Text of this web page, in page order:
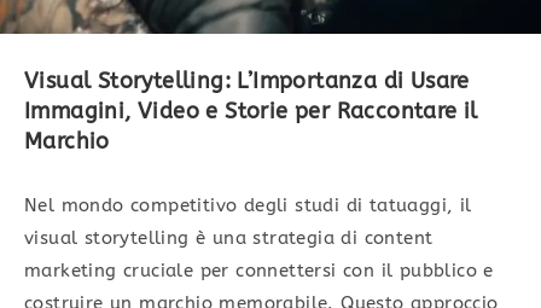
Visual Storytelling: L’Importanza di Usare
Immagini, Video e Storie per Raccontare il
Marchio
Nel mondo competitivo degli studi di tatuaggi, il
visual storytelling è una strategia di content
marketing cruciale per connettersi con il pubblico e